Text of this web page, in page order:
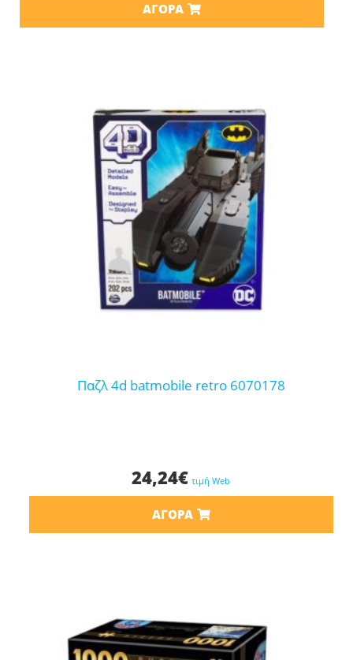
ΑΓΟΡΆ
παζλ 4d batmobile retro 6070178
24,24€ τιμή Web
ΑΓΟΡΆ